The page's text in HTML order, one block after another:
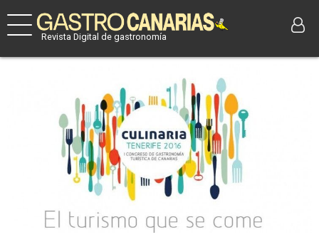
Revista Digital de gastronomía